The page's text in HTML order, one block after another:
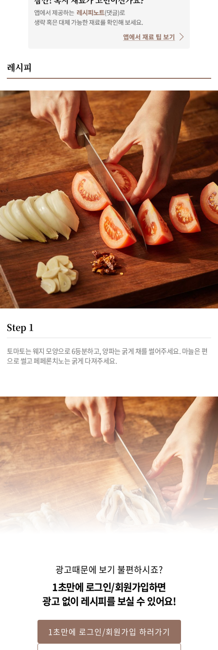
레시피
Step 1
토마토는 웨지 모양으로 6등분하고, 양파는 굵게 채를 썰어주세요. 마늘은 편
으로 썰고 페페론치노는 굵게 다져주세요.
광고때문에 보기 불편하시죠?
1초만에 로그인/회원가입하면
광고 없이 레시피를 보실 수 있어요!
1초만에 로그인/회원가입 하러가기